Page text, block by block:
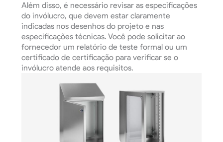
Além disso, é necessário revisar as especificações
do invólucro, que devem estar claramente
indicadas nos desenhos do projeto e nas
especificações técnicas. Você pode solicitar ao
fornecedor um relatório de teste formal ou um
certificado de certificação para verificar se o
invólucro atende aos requisitos.